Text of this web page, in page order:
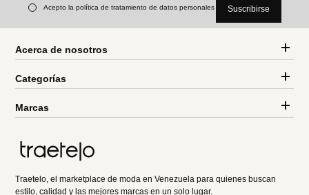
Acepto la política de tratamiento de datos personales Suscribirse
Acerca de nosotros
Categorías
Marcas
Traetelo, el marketplace de moda en Venezuela para quienes buscan
estilo, calidad y las mejores marcas en un solo lugar.